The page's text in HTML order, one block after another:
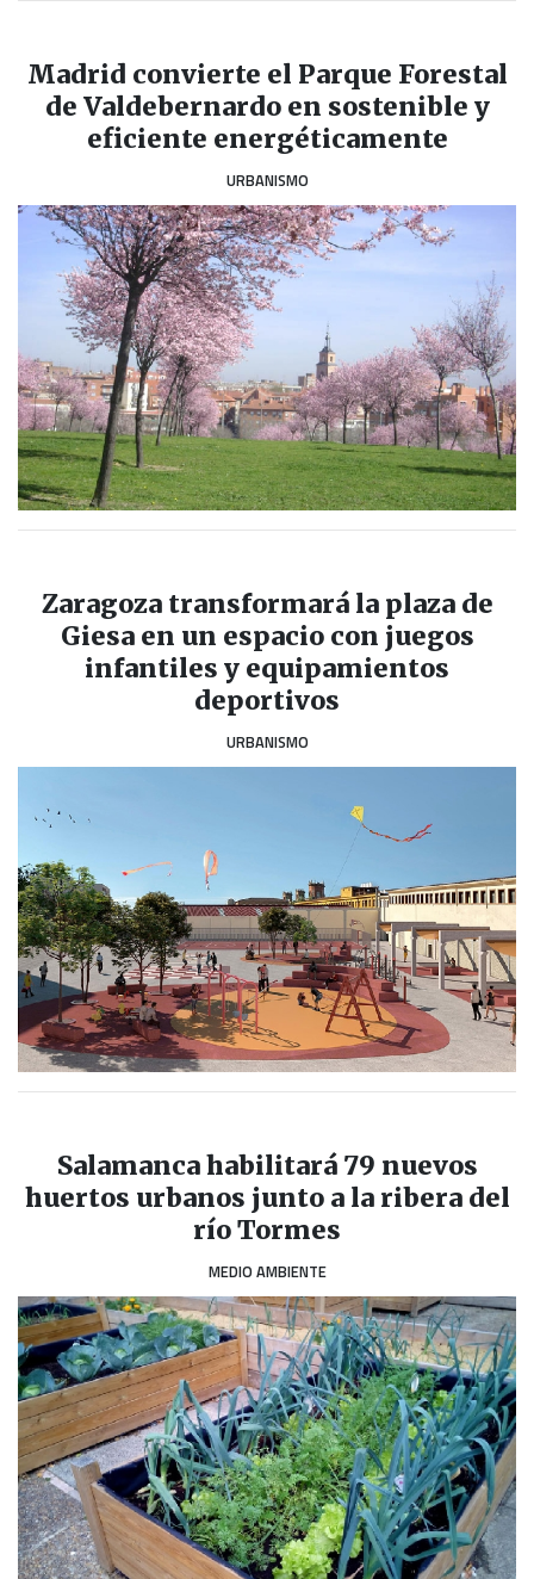
Madrid convierte el Parque Forestal
de Valdebernardo en sostenible y
eficiente energéticamente
URBANISMO
Zaragoza transformará la plaza de
Giesa en un espacio con juegos
infantiles y equipamientos
deportivos
URBANISMO
Salamanca habilitará 79 nuevos
huertos urbanos junto a la ribera del
río Tormes
MEDIO AMBIENTE